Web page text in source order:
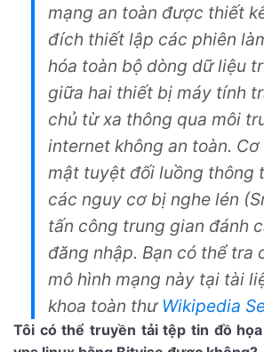
mạng an toàn được thiết
đích thiết lập các phiên
hóa toàn bộ dòng dữ liệu
giữa hai thiết bị máy tính
chủ từ xa thông qua môi
internet không an toàn.
mật tuyệt đối luồng thông
các nguy cơ bị nghe lén
tấn công trung gian đánh
đăng nhập. Bạn có thể tra
mô hình mạng này tại tài
khoa toàn thư Wikipedia
Tôi có thể truyền tải tệp tin đồ